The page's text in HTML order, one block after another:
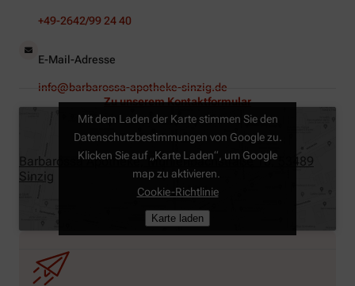
+49-2642/99 24 40
E-Mail-Adresse
info@barbarossa-apotheke-sinzig.de
Zu unserem Kontaktformular
Barbarossa Apotheke, Mühlenbachstraße 10, 53489
Sinzig
Mit dem Laden der Karte stimmen Sie den
Datenschutzbestimmungen von Google zu.
Klicken Sie auf „Karte Laden“, um Google
map zu aktivieren.
Cookie-Richtlinie
Karte laden